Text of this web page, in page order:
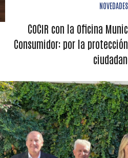
NOVEDADES
COCIR con la Oficina
Consumidor: por la